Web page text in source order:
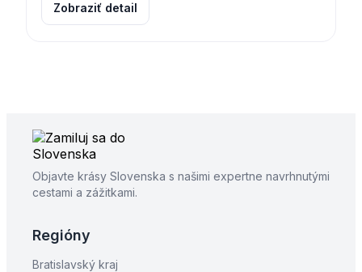
Zobraziť detail
Objavte krásy Slovenska s našimi expertne navrhnutými
cestami a zážitkami.
Regióny
Bratislavský kraj